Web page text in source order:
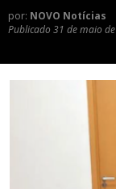
por: NOVO Notícias
Publicado 31 de maio